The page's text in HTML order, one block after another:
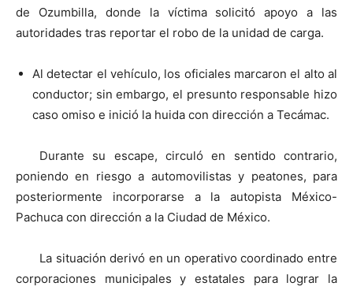
de Ozumbilla, donde la víctima solicitó apoyo a las
autoridades tras reportar el robo de la unidad de carga.
Al detectar el vehículo, los oficiales marcaron el alto al
conductor; sin embargo, el presunto responsable hizo
caso omiso e inició la huida con dirección a Tecámac.
Durante su escape, circuló en sentido contrario,
poniendo en riesgo a automovilistas y peatones, para
posteriormente incorporarse a la autopista México-
Pachuca con dirección a la Ciudad de México.
La situación derivó en un operativo coordinado entre
corporaciones municipales y estatales para lograr la